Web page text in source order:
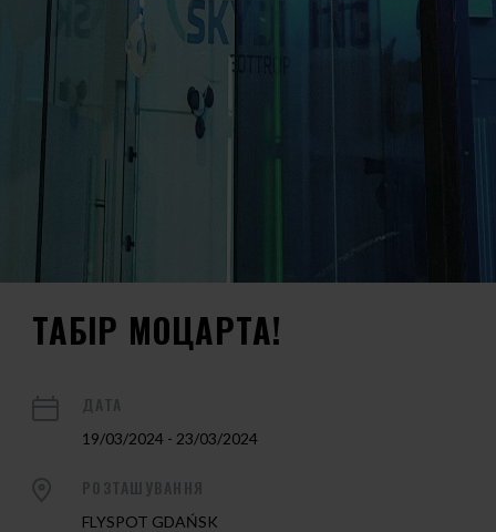
ТАБІР МОЦАРТА!
19/03/2024 - 23/03/2024
FLYSPOT GDAŃSK